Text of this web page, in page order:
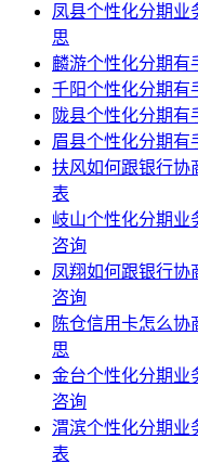
凤县个性化分期业
思
麟游个性化分期有
千阳个性化分期有
陇县个性化分期
眉县个性化分期有
扶风如何跟银行协
表
岐山个性化分期业
咨询
凤翔如何跟银行协
咨询
陈仓信用卡怎么
思
金台个性化分期业
咨询
渭滨个性化分期业
表